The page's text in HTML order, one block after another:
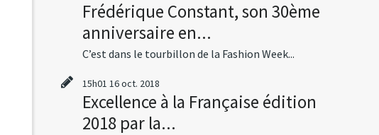
Frédérique Constant, son 30ème
anniversaire en...
C’est dans le tourbillon de la Fashion Week...
15h01 16oct. 2018
Excellence à la Française édition
2018 par la...